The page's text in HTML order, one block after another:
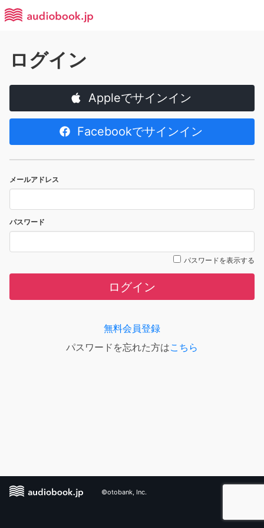
ログイン
Appleでサインイン
Facebookでサインイン
メールアドレス
パスワード
パスワードを表示する
ログイン
無料会員登録
パスワードを忘れた方はこちら
©otobank, Inc.